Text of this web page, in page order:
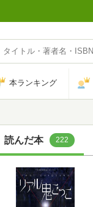
本ランキング
読んだ本 222